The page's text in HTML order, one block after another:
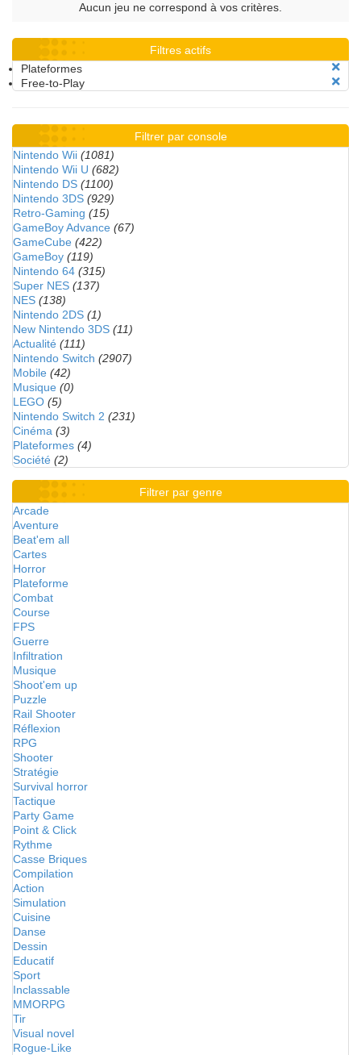
Aucun jeu ne correspond à vos critères.
Filtres actifs
Plateformes
Free-to-Play
Filtrer par console
Nintendo Wii (1081)
Nintendo Wii U (682)
Nintendo DS (1100)
Nintendo 3DS (929)
Retro-Gaming (15)
GameBoy Advance (67)
GameCube (422)
GameBoy (119)
Nintendo 64 (315)
Super NES (137)
NES (138)
Nintendo 2DS (1)
New Nintendo 3DS (11)
Actualité (111)
Nintendo Switch (2907)
Mobile (42)
Musique (0)
LEGO (5)
Nintendo Switch 2 (231)
Cinéma (3)
Plateformes (4)
Société (2)
Filtrer par genre
Arcade
Aventure
Beat'em all
Cartes
Horror
Plateforme
Combat
Course
FPS
Guerre
Infiltration
Musique
Shoot'em up
Puzzle
Rail Shooter
Réflexion
RPG
Shooter
Stratégie
Survival horror
Tactique
Party Game
Point & Click
Rythme
Casse Briques
Compilation
Action
Simulation
Cuisine
Danse
Dessin
Educatif
Sport
Inclassable
MMORPG
Tir
Visual novel
Rogue-Like